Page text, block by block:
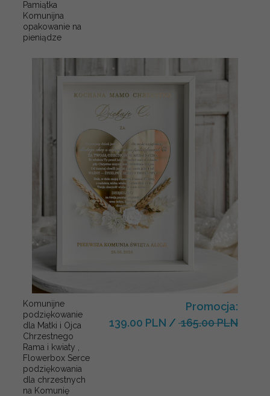
Pamiątka
Komunijna
opakowanie na
pieniądze
Komunijne
podziękowanie
dla Matki i Ojca
Chrzestnego
Rama i kwiaty ,
Flowerbox Serce
podziękowania
dla chrzestnych
na Komunię
Promocja:
139.00 PLN / 165.00 PLN